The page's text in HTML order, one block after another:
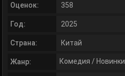
Оценок: 358
Год: 2025
Страна: Китай
Жанр: Комедия / Новинки